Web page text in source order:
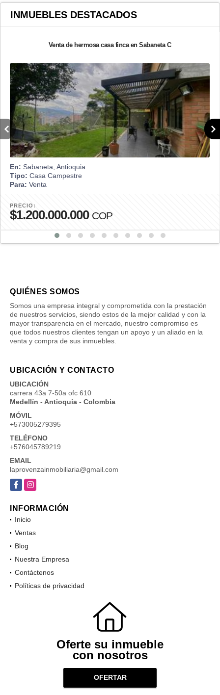
INMUEBLES DESTACADOS
Venta de hermosa casa finca en Sabaneta C
En: Sabaneta, Antioquia
Tipo: Casa Campestre
Para: Venta
PRECIO:
$1.200.000.000 COP
QUIÉNES SOMOS
Somos una empresa integral y comprometida con la prestación
de nuestros servicios, siendo estos de la mejor calidad y con la
mayor transparencia en el mercado, nuestro compromiso es
que todos nuestros clientes tengan un apoyo y un aliado en la
venta y compra de sus inmuebles.
UBICACIÓN Y CONTACTO
UBICACIÓN
carrera 43a 7-50a ofc 610
Medellín - Antioquia - Colombia
MÓVIL
+573005279395
TELÉFONO
+576045789219
EMAIL
laprovenzainmobiliaria@gmail.com
FacebookInstagram
INFORMACIÓN
Inicio
Ventas
Blog
Nuestra Empresa
Contáctenos
Políticas de privacidad
Oferte su inmueble
con nosotros
OFERTAR